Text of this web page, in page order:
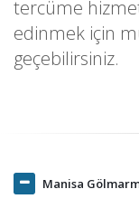
tercüme
edinmek için
geçebilirsiniz.
Manisa